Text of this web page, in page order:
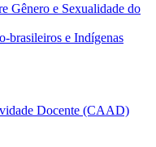
Gênero e Sexualidade do
brasileiros e Indígenas
Docente (CAAD)